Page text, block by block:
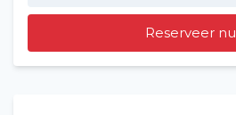
Reserveer nu